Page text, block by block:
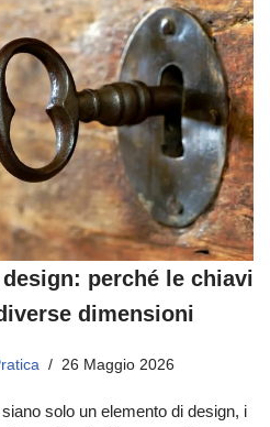
perché le chiavi
dimensioni
26 Maggio 2026
solo un elemento di design, i